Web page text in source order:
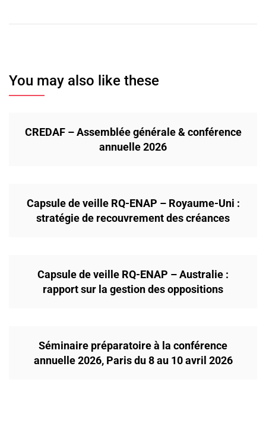
You may also like these
CREDAF – Assemblée générale & conférence
annuelle 2026
Capsule de veille RQ-ENAP – Royaume-Uni :
stratégie de recouvrement des créances
Capsule de veille RQ-ENAP – Australie :
rapport sur la gestion des oppositions
Séminaire préparatoire à la conférence
annuelle 2026, Paris du 8 au 10 avril 2026